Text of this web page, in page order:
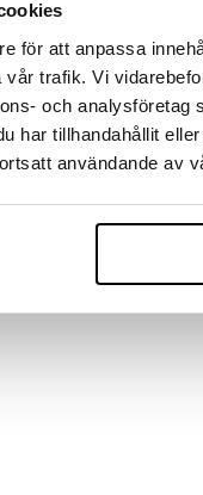
för att anpassa
trafik. Vi
och
har tillhandahållit
användande av
muotoilu, jossa
helposti keskiosaan
on hiljainen ja tyylikäs